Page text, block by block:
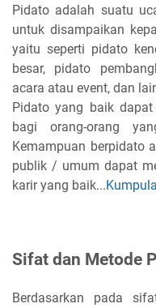
Pidato adalah suatu
untuk disampaikan
yaitu seperti pidato
besar, pidato
acara atau event, dan
Pidato yang baik
bagi orang-orang
Kemampuan berpidato
publik / umum dapat
karir yang baik...
Sifat dan Metode
Berdasarkan pada